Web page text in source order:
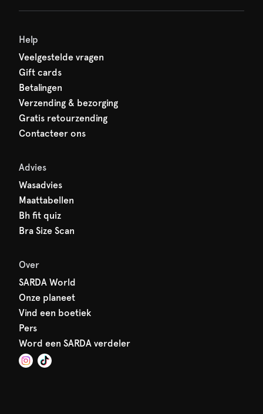
Help
Veelgestelde vragen
Gift cards
Betalingen
Verzending & bezorging
Gratis retourzending
Contacteer ons
Advies
Wasadvies
Maattabellen
Bh fit quiz
Bra Size Scan
Over
SARDA World
Onze planeet
Vind een boetiek
Pers
Word een SARDA verdeler